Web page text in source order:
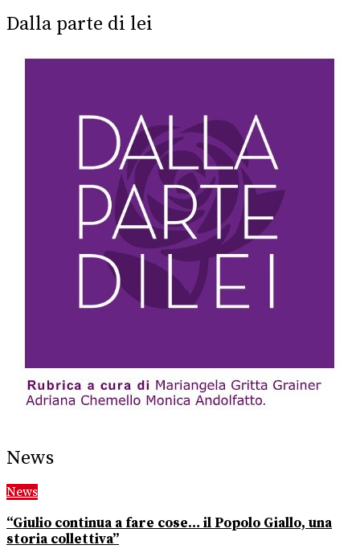
Dalla parte di lei
News
News
“Giulio continua a fare cose… il Popolo Giallo, una
storia collettiva”